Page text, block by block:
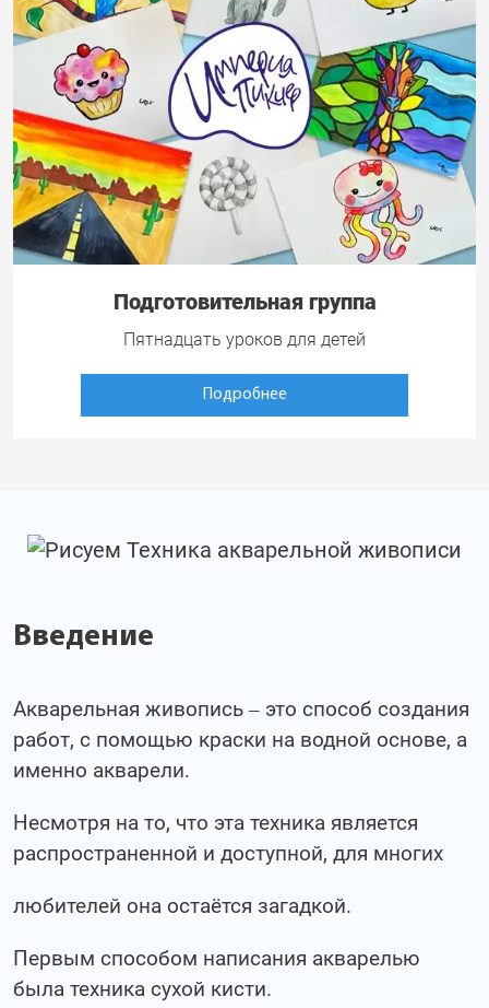
Подготовительная группа
Пятнадцать уроков для детей
Подробнее
Введение
Акварельная живопись – это способ создания
работ, с помощью краски на водной основе, а
именно акварели.
Несмотря на то, что эта техника является
распространенной и доступной, для многих
любителей она остаётся загадкой.
Первым способом написания акварелью
была техника сухой кисти.